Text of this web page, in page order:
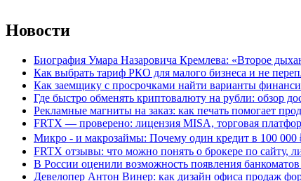
Новости
Биография Умара Назаровича Кремлева: «Второе
Как выбрать тариф РКО для малого бизнеса и не
Как заемщику с просрочками найти варианты
Где быстро обменять криптовалюту на рубли: обзор
Рекламные магниты на заказ: как печать помогает
FRTX — проверено: лицензия MISA, торговая
Микро - и макрозаймы: Почему один кредит в 100 000
FRTX отзывы: что можно понять о брокере по сайту,
В России оценили возможность появления банкоматов
Девелопер Антон Винер: как дизайн офиса продаж